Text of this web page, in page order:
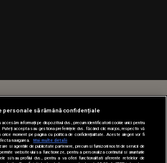
personale să rămână confidențiale
informații pe dispozitivul dvs., precum identificatorii cookie unici pentru
Puteți accepta sau gestiona preferințele dvs. făcând clic mai jos, respectiv vă
orice moment pe pagina cu politica de confidențialitate. Aceste alegeri vor fi
navigarea.
Mai multe detalii
si agentiile de publicitate partenere, precum si furnizorii nostri de servicii de
website-ului sa functioneze, pentru a personaliza continutul si anunturile
si/sau profilul dvs., pentru a va oferi functionalitati aferente retelelor de